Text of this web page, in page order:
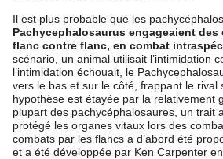
Il est plus probable que les
Pachycephalosaurus engageaient des
flanc contre flanc, en combat
scénario, un animal utilisait l’intimidation
l’intimidation échouait, le
vers le bas et sur le côté, frappant le rival
hypothèse est étayée par la relativement
plupart des pachycéphalosaures, un trait
protégé les organes vitaux lors des
combats par les flancs a d’abord été
et a été développée par Ken Carpenter en